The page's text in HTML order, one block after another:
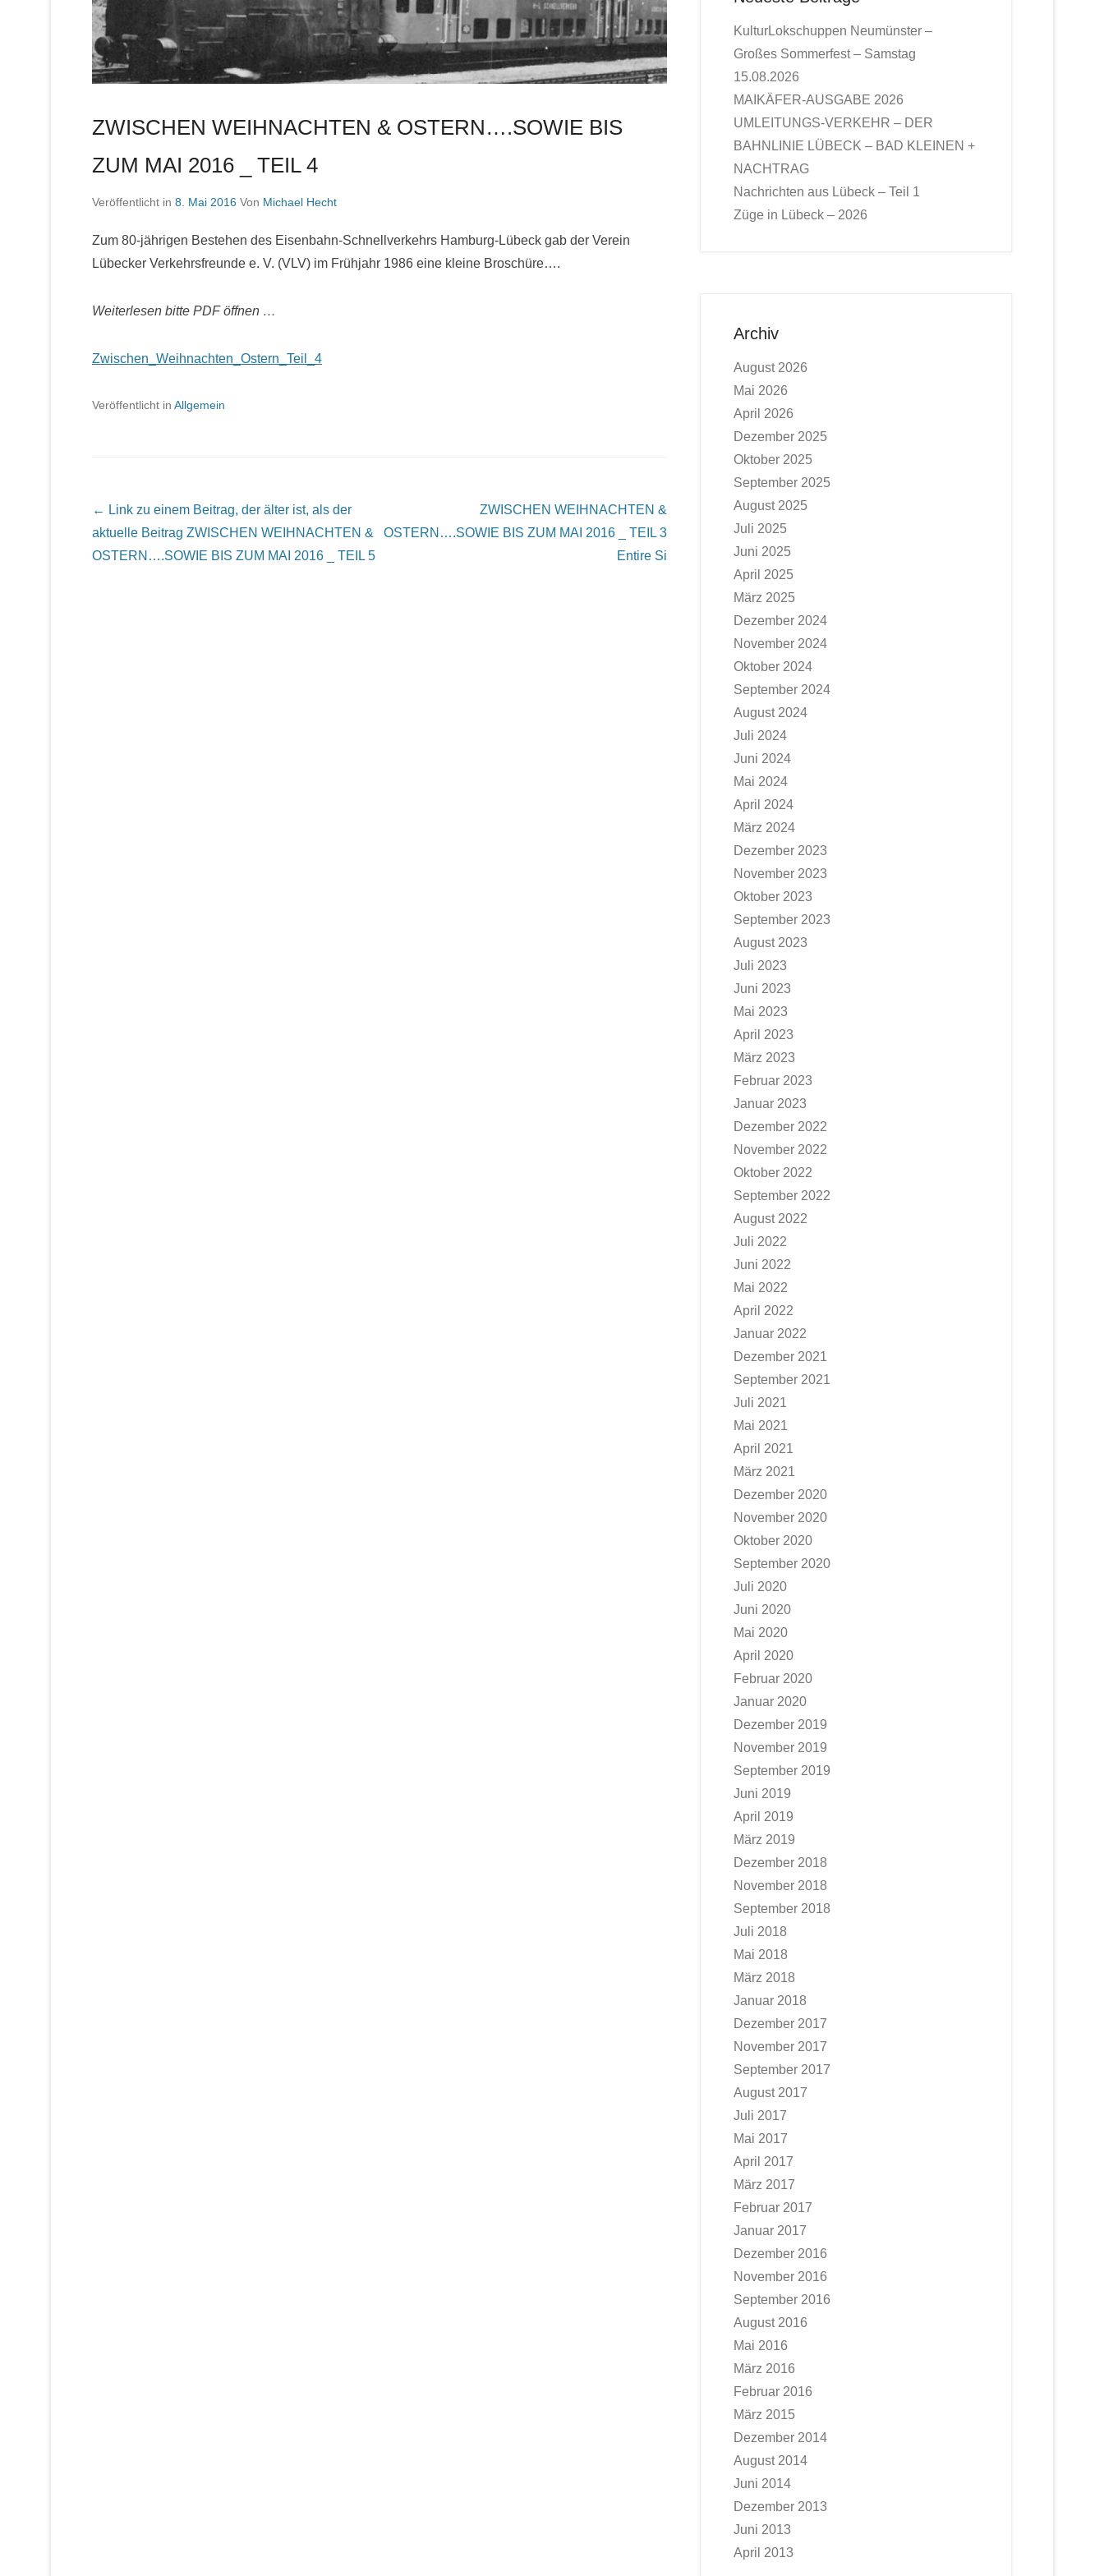
ZWISCHEN WEIHNACHTEN & OSTERN….SOWIE BIS
ZUM MAI 2016 _ TEIL 4
Veröffentlicht in 8. Mai 2016 Von Michael Hecht
Zum 80-jährigen Bestehen des Eisenbahn-Schnellverkehrs Hamburg-Lübeck gab der Verein
Lübecker Verkehrsfreunde e. V. (VLV) im Frühjahr 1986 eine kleine Broschüre….
Weiterlesen bitte PDF öffnen …
Zwischen_Weihnachten_Ostern_Teil_4
Veröffentlicht in Allgemein
Beitrags Übersicht
← Link zu einem Beitrag, der älter ist, als der
aktuelle Beitrag ZWISCHEN WEIHNACHTEN &
OSTERN….SOWIE BIS ZUM MAI 2016 _ TEIL 5
ZWISCHEN WEIHNACHTEN &
OSTERN….SOWIE BIS ZUM MAI 2016 _ TEIL 3
Entire Si
KulturLokschuppen Neumünster –
Großes Sommerfest – Samstag
15.08.2026
MAIKÄFER-AUSGABE 2026
UMLEITUNGS-VERKEHR – DER
BAHNLINIE LÜBECK – BAD KLEINEN +
NACHTRAG
Nachrichten aus Lübeck – Teil 1
Züge in Lübeck – 2026
Archiv
August 2026
Mai 2026
April 2026
Dezember 2025
Oktober 2025
September 2025
August 2025
Juli 2025
Juni 2025
April 2025
März 2025
Dezember 2024
November 2024
Oktober 2024
September 2024
August 2024
Juli 2024
Juni 2024
Mai 2024
April 2024
März 2024
Dezember 2023
November 2023
Oktober 2023
September 2023
August 2023
Juli 2023
Juni 2023
Mai 2023
April 2023
März 2023
Februar 2023
Januar 2023
Dezember 2022
November 2022
Oktober 2022
September 2022
August 2022
Juli 2022
Juni 2022
Mai 2022
April 2022
Januar 2022
Dezember 2021
September 2021
Juli 2021
Mai 2021
April 2021
März 2021
Dezember 2020
November 2020
Oktober 2020
September 2020
Juli 2020
Juni 2020
Mai 2020
April 2020
Februar 2020
Januar 2020
Dezember 2019
November 2019
September 2019
Juni 2019
April 2019
März 2019
Dezember 2018
November 2018
September 2018
Juli 2018
Mai 2018
März 2018
Januar 2018
Dezember 2017
November 2017
September 2017
August 2017
Juli 2017
Mai 2017
April 2017
März 2017
Februar 2017
Januar 2017
Dezember 2016
November 2016
September 2016
August 2016
Mai 2016
März 2016
Februar 2016
März 2015
Dezember 2014
August 2014
Juni 2014
Dezember 2013
Juni 2013
April 2013